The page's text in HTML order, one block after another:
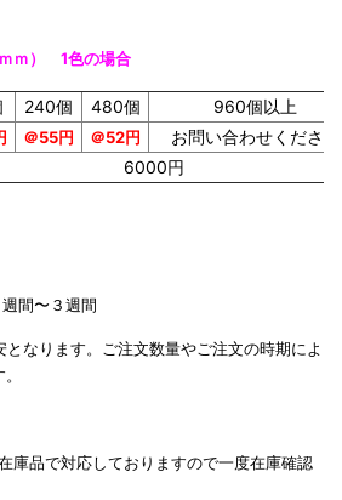
ｍ） 1色の場合
240個 480個
960個以上
＠55円 ＠52円
お問い合わせください
6000円
間〜３週間
ります。ご注文数量やご注文の時期によ
品で対応しておりますので一度在庫確認